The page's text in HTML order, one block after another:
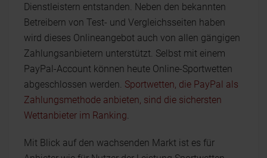
Dienstleistern entstanden. Neben den bekannten
Betreibern von Test- und Vergleichsseiten haben
wird dieses Onlineangebot auch von allen gängigen
Zahlungsanbietern unterstützt. Selbst mit einem
PayPal-Account können heute Online-Sportwetten
abgeschlossen werden. Sportwetten, die PayPal als
Zahlungsmethode anbieten, sind die sichersten
Wettanbieter im Ranking.
Mit Blick auf den wachsenden Markt ist es für